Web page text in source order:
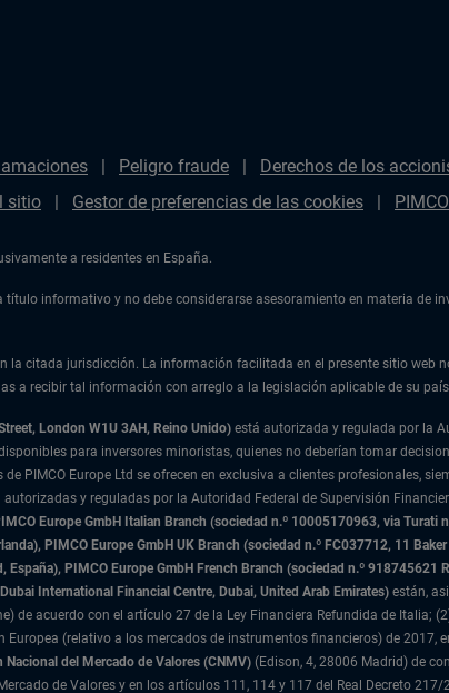
Peligro fraude Derechos de los
sitio Gestor de preferencias de las cookies
a residentes en España.
informativo y no debe considerarse asesoramiento en materia de
la citada jurisdicción. La información facilitada en el presente sitio
a recibir tal información con arreglo a la legislación aplicable de su
London W1U 3AH, Reino Unido) está autorizada y regulada por la
para inversores minoristas, quienes no deberían tomar
PIMCO Europe Ltd se ofrecen en exclusiva a clientes profesionales,
autorizadas y reguladas por la Autoridad Federal de Supervisión
Europe GmbH Italian Branch (sociedad n.º 10005170963, via
PIMCO Europe GmbH UK Branch (sociedad n.º FC037712, 11
PIMCO Europe GmbH French Branch (sociedad n.º 918745621
International Financial Centre, Dubai, United Arab Emirates) están,
de acuerdo con el artículo 27 de la Ley Financiera Refundida de Italia;
(relativo a los mercados de instrumentos financieros) de 2017,
del Mercado de Valores (CNMV) (Edison, 4, 28006 Madrid) de
de Valores y en los artículos 111, 114 y 117 del Real Decreto 217/